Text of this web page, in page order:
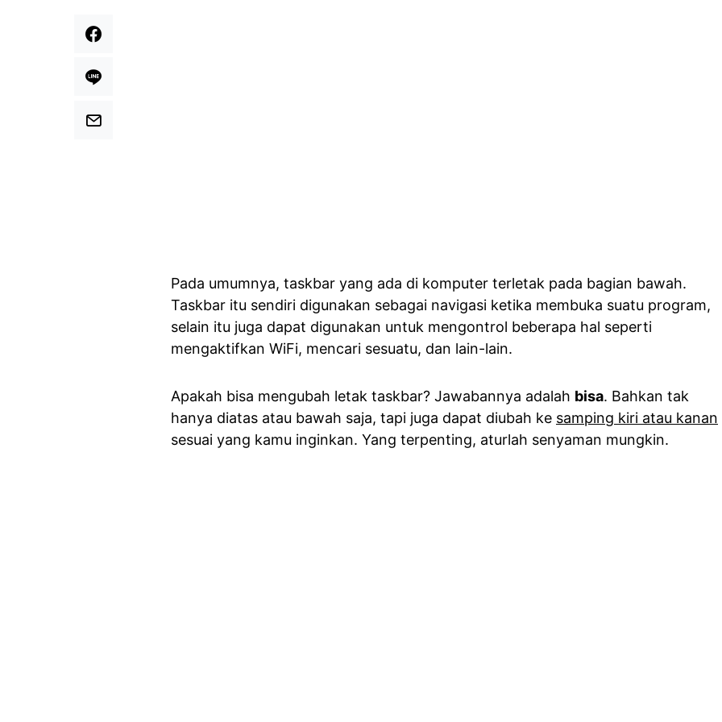
Pada umumnya, taskbar yang ada di komputer terletak pada bagian bawah.
Taskbar itu sendiri digunakan sebagai navigasi ketika membuka suatu program,
selain itu juga dapat digunakan untuk mengontrol beberapa hal seperti
mengaktifkan WiFi, mencari sesuatu, dan lain-lain.
Apakah bisa mengubah letak taskbar? Jawabannya adalah bisa. Bahkan tak
hanya diatas atau bawah saja, tapi juga dapat diubah ke samping kiri atau kanan
sesuai yang kamu inginkan. Yang terpenting, aturlah senyaman mungkin.